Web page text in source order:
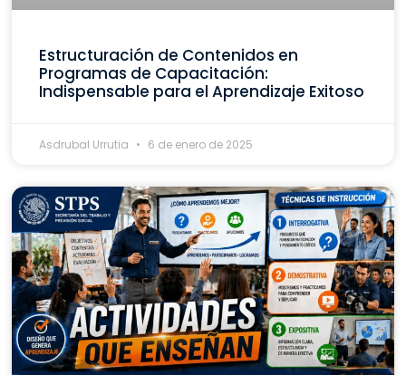
Estructuración de Contenidos en
Programas de Capacitación:
Indispensable para el Aprendizaje Exitoso
Asdrubal Urrutia 6 de enero de 2025